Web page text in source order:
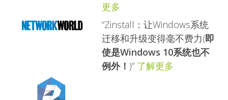
更多
“Zinstall：让Windows系统
迁移和升级变得毫不费力(即
使是Windows 10系统也不
例外！ )” 了解更多